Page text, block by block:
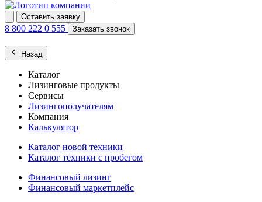
Оставить заявку
8 800 222 0 555 Заказать звонок
Назад
Каталог
Лизинговые продукты
Сервисы
Лизингополучателям
Компания
Калькулятор
Каталог новой техники
Каталог техники с пробегом
Финансовый лизинг
Финансовый маркетплейс